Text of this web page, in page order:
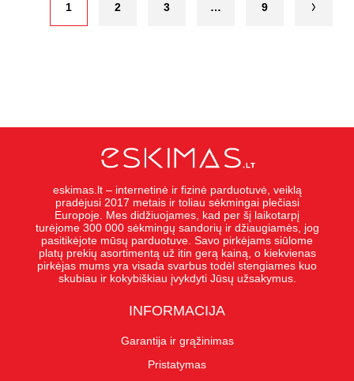
1 2 3 … 9
eskimas.lt – internetinė ir fizinė parduotuvė, veiklą
pradėjusi 2017 metais ir toliau sėkmingai plečiasi
Europoje. Mes didžiuojames, kad per šį laikotarpį
turėjome 300 000 sėkmingų sandorių ir džiaugiamės, jog
pasitikėjote mūsų parduotuve. Savo pirkėjams siūlome
platų prekių asortimentą už itin gerą kainą, o kiekvienas
pirkėjas mums yra visada svarbus todėl stengiames kuo
skubiau ir kokybiškiau įvykdyti Jūsų užsakymus.
INFORMACIJA
Garantija ir grąžinimas
Pristatymas